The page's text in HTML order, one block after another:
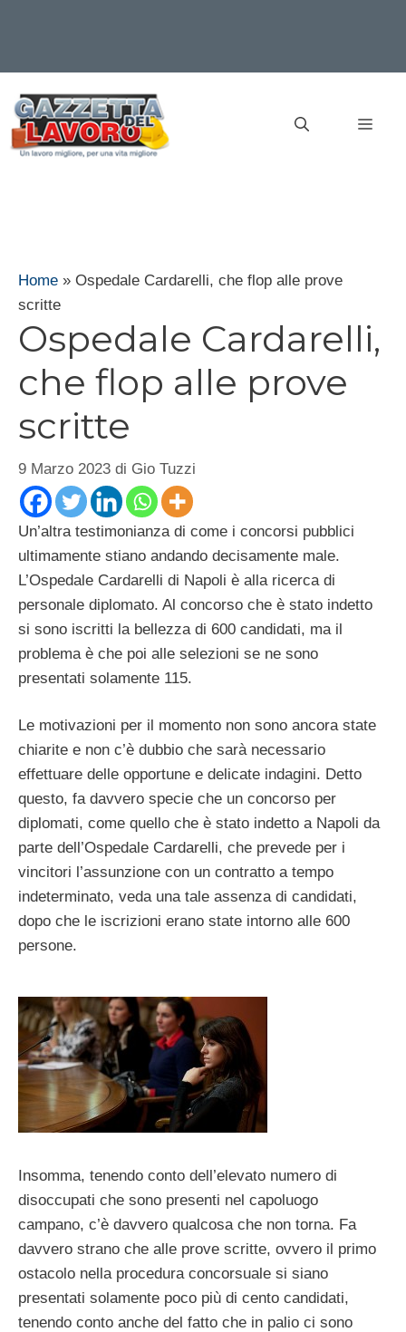
contenuto
Home » Ospedale Cardarelli, che flop alle prove
scritte
Ospedale Cardarelli,
che flop alle prove
scritte
9 Marzo 2023 di Gio Tuzzi
Un’altra testimonianza di come i concorsi pubblici
ultimamente stiano andando decisamente male.
L’Ospedale Cardarelli di Napoli è alla ricerca di
personale diplomato. Al concorso che è stato indetto
si sono iscritti la bellezza di 600 candidati, ma il
problema è che poi alle selezioni se ne sono
presentati solamente 115.
Le motivazioni per il momento non sono ancora state
chiarite e non c’è dubbio che sarà necessario
effettuare delle opportune e delicate indagini. Detto
questo, fa davvero specie che un concorso per
diplomati, come quello che è stato indetto a Napoli da
parte dell’Ospedale Cardarelli, che prevede per i
vincitori l’assunzione con un contratto a tempo
indeterminato, veda una tale assenza di candidati,
dopo che le iscrizioni erano state intorno alle 600
persone.
Insomma, tenendo conto dell’elevato numero di
disoccupati che sono presenti nel capoluogo
campano, c’è davvero qualcosa che non torna. Fa
davvero strano che alle prove scritte, ovvero il primo
ostacolo nella procedura concorsuale si siano
presentati solamente poco più di cento candidati,
tenendo conto anche del fatto che in palio ci sono